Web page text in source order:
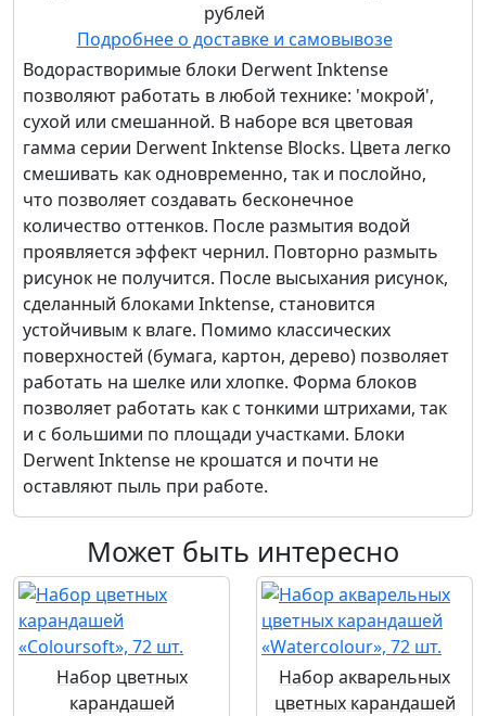
рублей
Подробнее о доставке и самовывозе
Водорастворимые блоки Derwent Inktense
позволяют работать в любой технике: 'мокрой',
сухой или смешанной. В наборе вся цветовая
гамма серии Derwent Inktense Blocks. Цвета легко
смешивать как одновременно, так и послойно,
что позволяет создавать бесконечное
количество оттенков. После размытия водой
проявляется эффект чернил. Повторно размыть
рисунок не получится. После высыхания рисунок,
сделанный блоками Inktense, становится
устойчивым к влаге. Помимо классических
поверхностей (бумага, картон, дерево) позволяет
работать на шелке или хлопке. Форма блоков
позволяет работать как с тонкими штрихами, так
и с большими по площади участками. Блоки
Derwent Inktense не крошатся и почти не
оставляют пыль при работе.
Может быть интересно
Набор цветных
карандашей
Набор акварельных
цветных карандашей